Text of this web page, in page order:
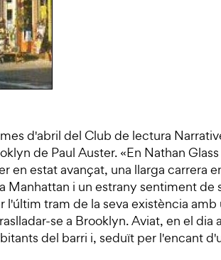
d'abril del Club de lectura
de Paul Auster. «En Nathan
en estat avançat, una llarga carrera
Manhattan i un estrany sentiment
l'últim tram de la seva existència
se a Brooklyn. Aviat, en el dia
del barri i, seduït per l'encant